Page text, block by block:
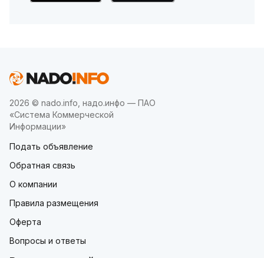
2026 © nado.info, надо.инфо — ПАО
«Система Коммерческой
Информации»
Подать объявление
Обратная связь
О компании
Правила размещения
Оферта
Вопросы и ответы